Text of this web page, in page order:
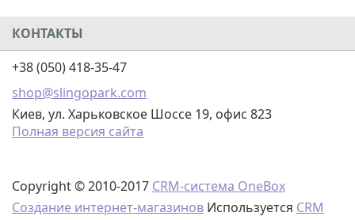
КОНТАКТЫ
+38 (050) 418-35-47
shop@slingopark.com
Киев, ул. Харьковское Шоссе 19, офис 823
Полная версия сайта
Copyright © 2010-2017 CRM-система OneBox
Создание интернет-магазинов Используется CRM